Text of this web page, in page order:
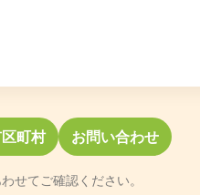
町村 お問い合わせ
せてご確認ください。